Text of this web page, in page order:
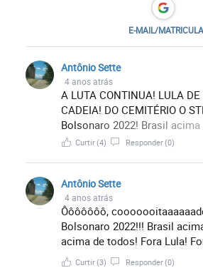
E-MAIL/MATRICULA
Antônio Sette
4 anos atrás
A LUTA CONTINUA! LULA DE
CADEIA! DO CEMITÉRIO O
Bolsonaro 2022! Brasil
acima de todos! Fora Lula!
LULA E DILMA NA CADEIA!
Brasil acima de tudo! Deus
Lula! Fora PT! Fora
Fora FHC! Fora PSDB! Fora
Fora LHaddrad! Fora Rede!
STF! Fora Solidariedade! Fora
Curtir(4) Responder(0)
Antônio Sette
4 anos atrás
Ôôôôôôô,
Bolsonaro 2022!!! Brasil
acima de todos! Fora Lula!
Curtir(3) Responder(0)